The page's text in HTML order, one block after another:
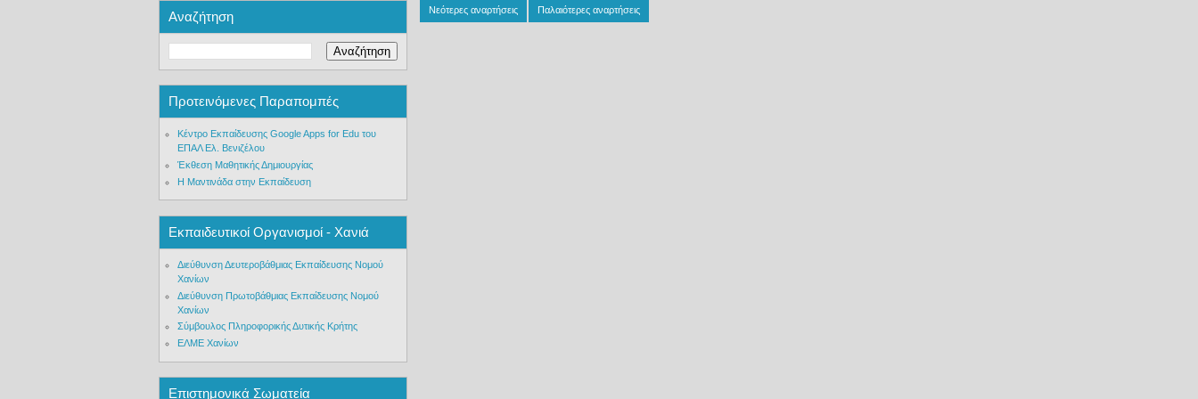
Νεότερες αναρτήσεις Παλαιότερες αναρτήσεις
Αναζήτηση
Προτεινόμενες Παραπομπές
Κέντρο Εκπαίδευσης Google Apps for Edu του
ΕΠΑΛ Ελ. Βενιζέλου
Έκθεση Μαθητικής Δημιουργίας
Η Μαντινάδα στην Εκπαίδευση
Εκπαιδευτικοί Οργανισμοί - Χανιά
Διεύθυνση Δευτεροβάθμιας Εκπαίδευσης Νομού
Χανίων
Διεύθυνση Πρωτοβάθμιας Εκπαίδευσης Νομού
Χανίων
Σύμβουλος Πληροφορικής Δυτικής Κρήτης
ΕΛΜΕ Χανίων
Επιστημονικά Σωματεία